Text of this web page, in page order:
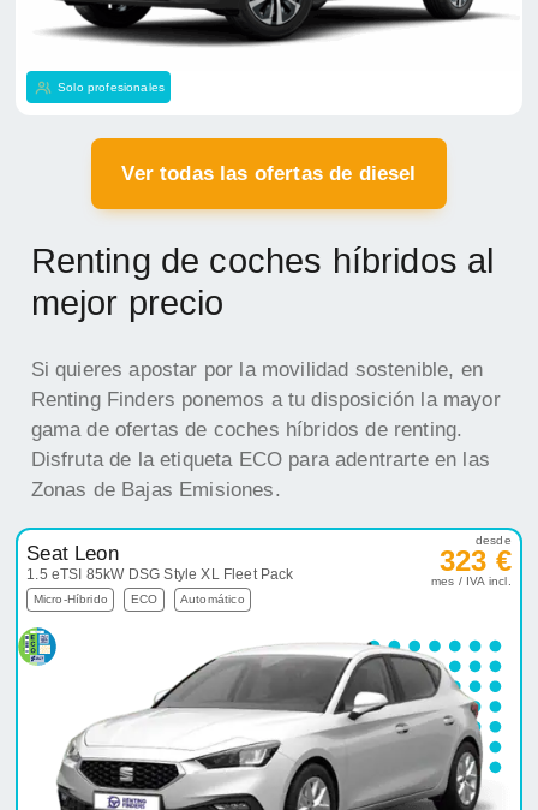
Solo profesionales
Ver todas las ofertas de diesel
Renting de coches híbridos al
mejor precio
Si quieres apostar por la movilidad sostenible, en
Renting Finders ponemos a tu disposición la mayor
gama de ofertas de coches híbridos de renting.
Disfruta de la etiqueta ECO para adentrarte en las
Zonas de Bajas Emisiones.
Seat Leon
1.5 eTSI 85kW DSG Style XL Fleet Pack
Micro-Híbrido ECO Automático
desde
323 €
mes / IVA incl.